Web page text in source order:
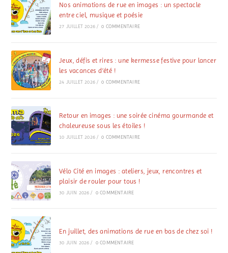
Nos animations de rue en images : un spectacle
entre ciel, musique et poésie
27 JUILLET 2026 / 0 COMMENTAIRE
Jeux, défis et rires : une kermesse festive pour lancer
les vacances d’été !
24 JUILLET 2026 / 0 COMMENTAIRE
Retour en images : une soirée cinéma gourmande et
chaleureuse sous les étoiles !
10 JUILLET 2026 / 0 COMMENTAIRE
Vélo Cité en images : ateliers, jeux, rencontres et
plaisir de rouler pour tous !
30 JUIN 2026 / 0 COMMENTAIRE
En juillet, des animations de rue en bas de chez soi !
30 JUIN 2026 / 0 COMMENTAIRE